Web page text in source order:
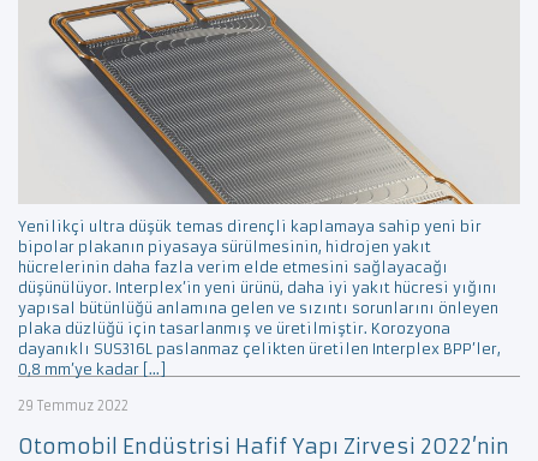
Yenilikçi ultra düşük temas dirençli kaplamaya sahip yeni bir
bipolar plakanın piyasaya sürülmesinin, hidrojen yakıt
hücrelerinin daha fazla verim elde etmesini sağlayacağı
düşünülüyor. Interplex’in yeni ürünü, daha iyi yakıt hücresi yığını
yapısal bütünlüğü anlamına gelen ve sızıntı sorunlarını önleyen
plaka düzlüğü için tasarlanmış ve üretilmiştir. Korozyona
dayanıklı SUS316L paslanmaz çelikten üretilen Interplex BPP’ler,
0,8 mm’ye kadar […]
29 Temmuz 2022
Otomobil Endüstrisi Hafif Yapı Zirvesi 2022’nin